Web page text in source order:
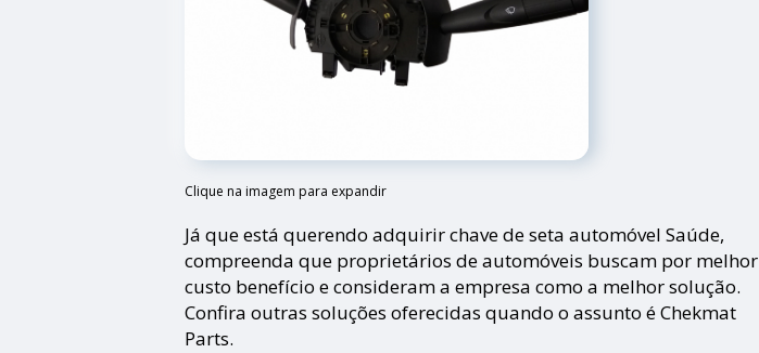
Clique na imagem para expandir
Já que está querendo adquirir chave de seta automóvel Saúde,
compreenda que proprietários de automóveis buscam por melhor
custo benefício e consideram a empresa como a melhor solução.
Confira outras soluções oferecidas quando o assunto é Chekmat
Parts.